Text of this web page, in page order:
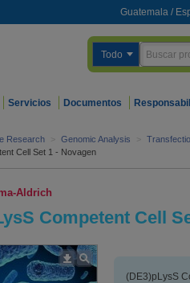
Guatemala /
Todo
Servicios Documentos
Research > Genomic Analysis >
Cell Set 1 - Novagen
Aldrich
Competent Cell
(DE3)pLysS